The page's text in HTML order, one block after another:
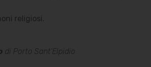
religiosi.
di Porto Sant'Elpidio